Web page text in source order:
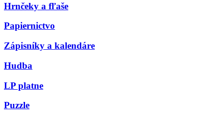
Hrnčeky a fľaše
Papiernictvo
Zápisníky a kalendáre
Hudba
LP platne
Puzzle